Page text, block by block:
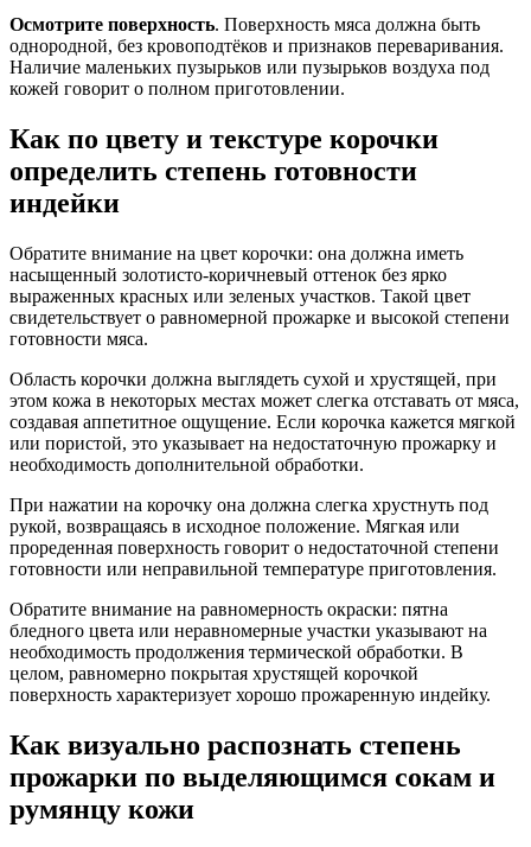
Осмотрите поверхность. Поверхность мяса должна быть
однородной, без кровоподтёков и признаков переваривания.
Наличие маленьких пузырьков или пузырьков воздуха под
кожей говорит о полном приготовлении.
Как по цвету и текстуре корочки
определить степень готовности
индейки
Обратите внимание на цвет корочки: она должна иметь
насыщенный золотисто-коричневый оттенок без ярко
выраженных красных или зеленых участков. Такой цвет
свидетельствует о равномерной прожарке и высокой степени
готовности мяса.
Область корочки должна выглядеть сухой и хрустящей, при
этом кожа в некоторых местах может слегка отставать от мяса,
создавая аппетитное ощущение. Если корочка кажется мягкой
или пористой, это указывает на недостаточную прожарку и
необходимость дополнительной обработки.
При нажатии на корочку она должна слегка хрустнуть под
рукой, возвращаясь в исходное положение. Мягкая или
прореденная поверхность говорит о недостаточной степени
готовности или неправильной температуре приготовления.
Обратите внимание на равномерность окраски: пятна
бледного цвета или неравномерные участки указывают на
необходимость продолжения термической обработки. В
целом, равномерно покрытая хрустящей корочкой
поверхность характеризует хорошо прожаренную индейку.
Как визуально распознать степень
прожарки по выделяющимся сокам и
румянцу кожи